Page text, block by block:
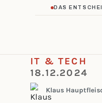
IT & TECH
18.12.2024
Klaus
DAS